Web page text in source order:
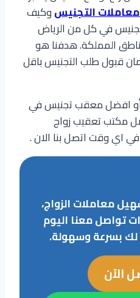
التجنيسوكيف
في كل من الرياض
المملكة. هدفنا هو
قبول طلب التجنيس باقل
افضل معقب تجنيس في
مكتب تعقيب زواج
اي وقت اتصل بنا الان .
معاملات الزواج،
تواصل معنا اليوم
لك بسرعة وسهولة.
الآن